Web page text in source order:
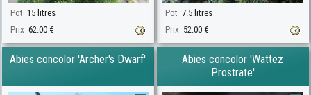
Pot 15 litres
Prix 62.00 €
Pot 7.5 litres
Prix 52.00 €
Abies concolor 'Archer's Dwarf'
Abies concolor 'Wattez
Prostrate'